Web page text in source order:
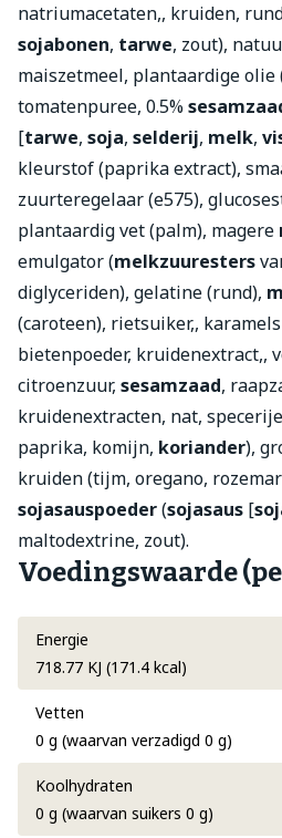
natriumacetaten,, kruiden,
sojabonen, tarwe, zout),
maiszetmeel, plantaardige
tomatenpuree, 0.5%
[tarwe, soja, selderij, melk,
kleurstof (paprika extract),
zuurteregelaar (e575),
plantaardig vet (palm), magere
emulgator (melkzuuresters
diglyceriden), gelatine (rund),
(caroteen), rietsuiker,,
bietenpoeder, kruidenextract,,
citroenzuur, sesamzaad,
kruidenextracten, nat,
paprika, komijn, koriander),
kruiden (tijm, oregano,
sojasauspoeder(sojasaus [
maltodextrine, zout).
Voedingswaarde
Energie
718.77 KJ (171.4 kcal)
Vetten
0 g (waarvan verzadigd 0 g)
Koolhydraten
0 g (waarvan suikers 0 g)